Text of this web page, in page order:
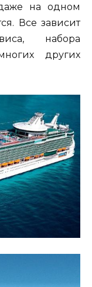
на одном
Все зависит
набора
других